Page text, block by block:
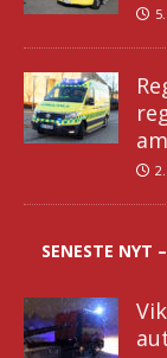
SENESTE NYT